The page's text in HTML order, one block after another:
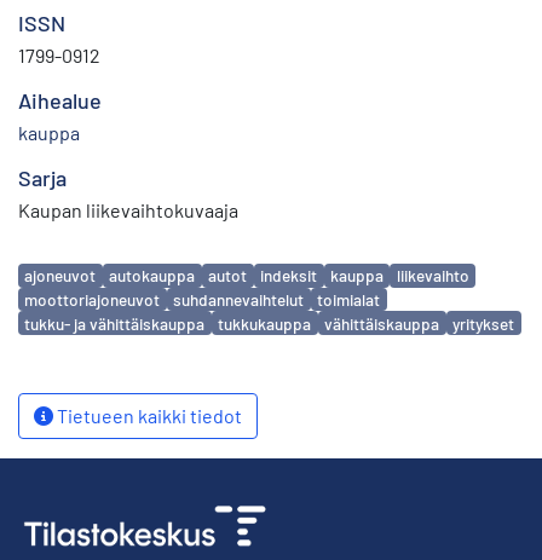
ISSN
1799-0912
Aihealue
kauppa
Sarja
Kaupan liikevaihtokuvaaja
Avainsanat
ajoneuvot autokauppa autot indeksit kauppa
liikevaihto
moottoriajoneuvot
suhdannevaihtelut
toimialat
tukku- ja vähittäiskauppa
tukkukauppa vähittäiskauppa yritykset
Tietueen kaikki tiedot